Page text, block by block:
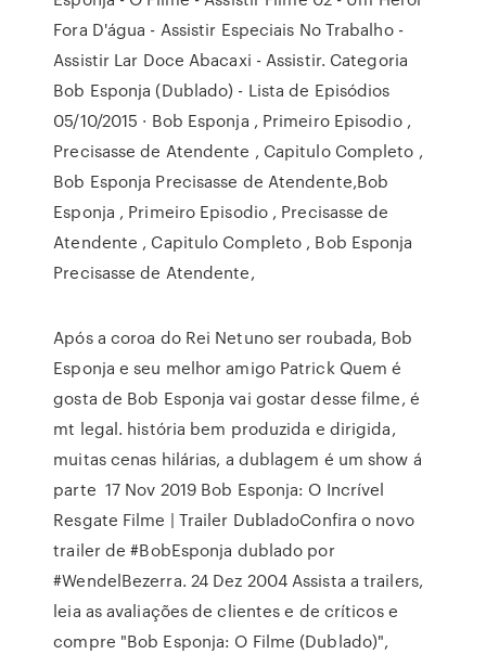
Fora D'água - Assistir Especiais No Trabalho -
Assistir Lar Doce Abacaxi - Assistir. Categoria
Bob Esponja (Dublado) - Lista de Episódios
05/10/2015 · Bob Esponja , Primeiro Episodio ,
Precisasse de Atendente , Capitulo Completo ,
Bob Esponja Precisasse de Atendente,Bob
Esponja , Primeiro Episodio , Precisasse de
Atendente , Capitulo Completo , Bob Esponja
Precisasse de Atendente,
Após a coroa do Rei Netuno ser roubada, Bob
Esponja e seu melhor amigo Patrick Quem é
gosta de Bob Esponja vai gostar desse filme, é
mt legal. história bem produzida e dirigida,
muitas cenas hilárias, a dublagem é um show á
parte 17 Nov 2019 Bob Esponja: O Incrível
Resgate Filme | Trailer DubladoConfira o novo
trailer de #BobEsponja dublado por
#WendelBezerra. 24 Dez 2004 Assista a trailers,
leia as avaliações de clientes e de críticos e
compre "Bob Esponja: O Filme (Dublado)",